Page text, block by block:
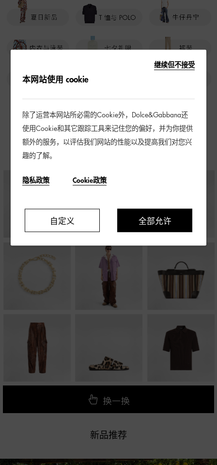
新季系列 标志性单品 场合之选 经典衣橱
继续但不接受
本网站使用 cookie
除了运营本网站所必需的Cookie外，Dolce&Gabbana还
使用Cookie和其它跟踪工具来记住您的偏好，并为你提供
额外的服务，以评估我们网站的性能以及提高我们对您兴
趣的了解。
隐私政策 Cookie政策
自定义 全部允许